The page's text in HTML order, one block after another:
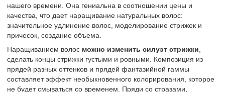
нашего времени. Она гениальна в соотношении цены и
качества, что дает наращивание натуральных волос:
значительное удлинение волос, моделирование стрижек и
причесок, создание объема.
Наращиванием волос можно изменить силуэт стрижки
сделать концы стрижки густыми и ровными. Композиция из
прядей разных оттенков и прядей фантазийной гаммы
составляет эффект необыкновенного колорирования, которое
не будет смываться со временем. Пряди со стразами,